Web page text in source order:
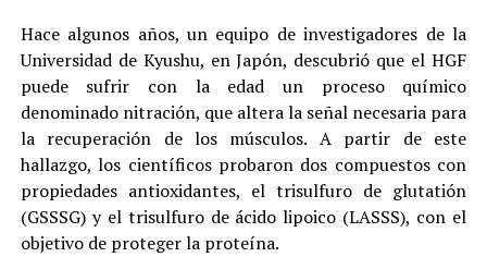
Hace algunos años, un equipo de investigadores de la
Universidad de Kyushu, en Japón, descubrió que el HGF
puede sufrir con la edad un proceso químico
denominado nitración, que altera la señal necesaria para
la recuperación de los músculos. A partir de este
hallazgo, los científicos probaron dos compuestos con
propiedades antioxidantes, el trisulfuro de glutatión
(GSSSG) y el trisulfuro de ácido lipoico (LASSS), con el
objetivo de proteger la proteína.